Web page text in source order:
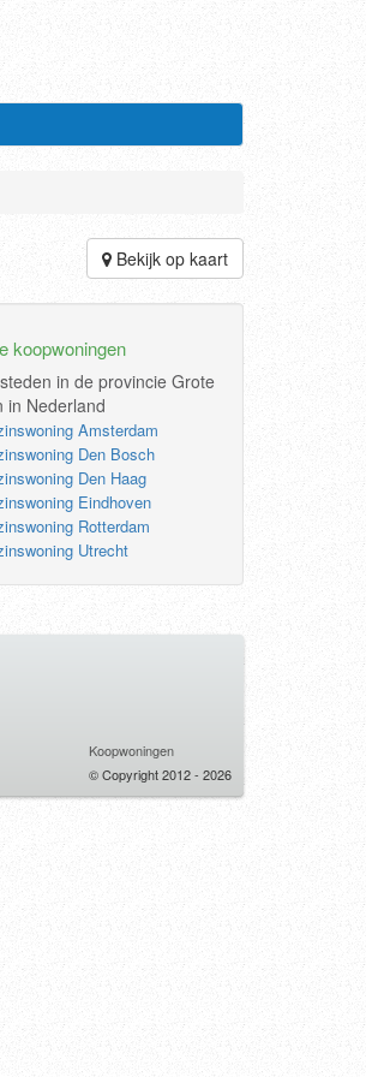
Bekijk op kaart
koopwoningen
in de provincie Grote
in Nederland
Amsterdam
Den Bosch
Den Haag
Eindhoven
Rotterdam
Utrecht
Koopwoningen
© Copyright 2012 - 2026